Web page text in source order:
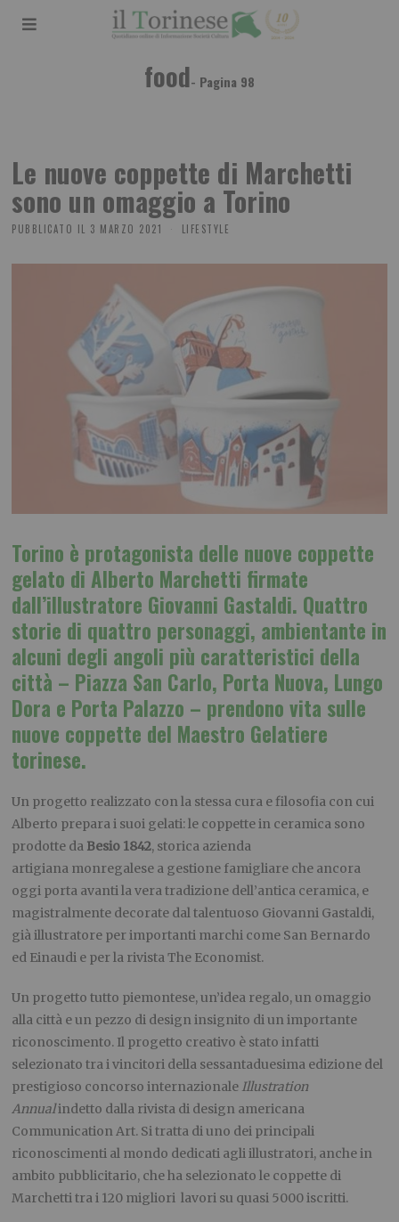
food- Pagina 98
Le nuove coppette di Marchetti
sono un omaggio a Torino
PUBBLICATO IL 3 MARZO 2021 LIFESTYLE
Torino è protagonista delle nuove coppette
gelato diAlberto Marchetti firmate
dall’illustratore Giovanni Gastaldi. Quattro
storie di quattro personaggi, ambientante in
alcuni degli angoli più caratteristici della
città – Piazza San Carlo, Porta Nuova, Lungo
Dora e Porta Palazzo – prendono vita sulle
nuove coppette del Maestro Gelatiere
torinese.
Un progetto realizzato con la stessa cura e filosofia con cui
Alberto prepara i suoi gelati: le coppette in ceramica sono
prodotte da Besio 1842, storica azienda
artigiana monregalese a gestione famigliare che ancora
oggi porta avanti la vera tradizione dell’antica ceramica, e
magistralmente decorate dal talentuoso Giovanni Gastaldi,
già illustratore per importanti marchi come San Bernardo
ed Einaudi e per la rivista The Economist.
Un progetto tutto piemontese, un’idea regalo, un omaggio
alla città e un pezzo di design insignito di un importante
riconoscimento. Il progetto creativo è stato infatti
selezionato tra i vincitori della sessantaduesima edizione del
prestigioso concorso internazionale Illustration
Annualindetto dalla rivista di design americana
Communication Art. Si tratta di uno dei principali
riconoscimenti al mondo dedicati agli illustratori, anche in
ambito pubblicitario, che ha selezionato le coppette di
Marchetti tra i 120 migliori lavori su quasi 5000 iscritti.